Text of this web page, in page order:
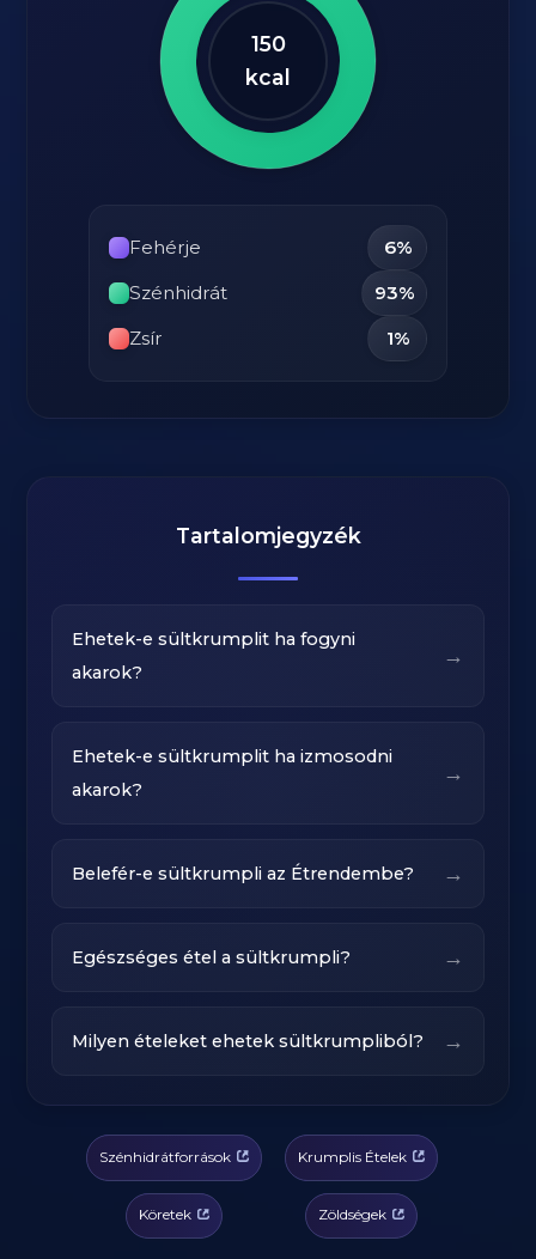
150
kcal
Fehérje
6%
Szénhidrát
93%
Zsír
1%
Tartalomjegyzék
Ehetek-e sültkrumplit ha fogyni
akarok?
→
Ehetek-e sültkrumplit ha izmosodni
akarok?
→
Belefér-e sültkrumpli az Étrendembe? →
Egészséges étel a sültkrumpli? →
Milyen ételeket ehetek sültkrumpliból? →
Szénhidrátforrások Krumplis Ételek
Köretek Zöldségek